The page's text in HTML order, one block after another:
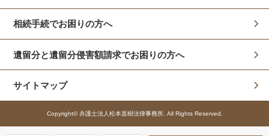
相続手続でお困りの方へ
遺留分と遺留分侵害額請求でお困りの方へ
サイトマップ
Copyright© 弁護士法人松本直樹法律事務所. All Rights Reserved.